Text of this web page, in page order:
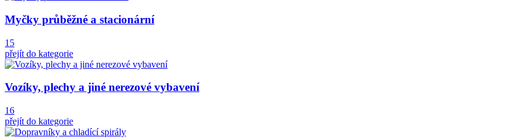
Myčky průběžné a stacionární
15
přejít do kategorie
Vozíky, plechy a jiné nerezové vybavení
16
přejít do kategorie